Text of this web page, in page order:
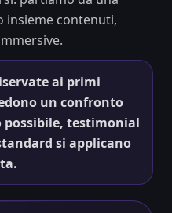
insieme contenuti,
ai primi
un confronto
possibile, testimonial
si applicano